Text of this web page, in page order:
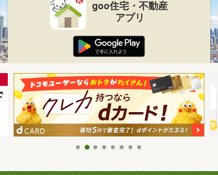
goo住宅・不動産
アプリ